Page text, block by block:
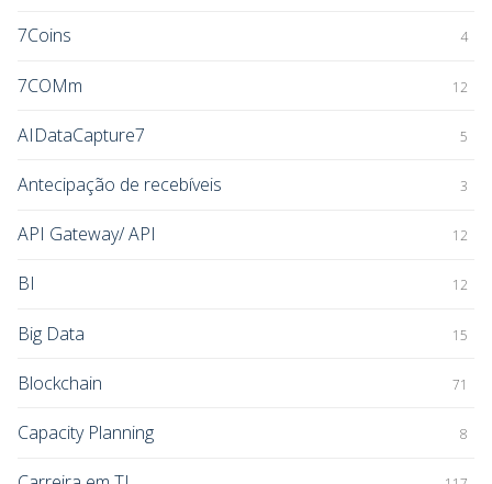
7Coins 4
7COMm 12
AIDataCapture7 5
Antecipação de recebíveis 3
API Gateway/ API 12
BI 12
Big Data 15
Blockchain 71
Capacity Planning 8